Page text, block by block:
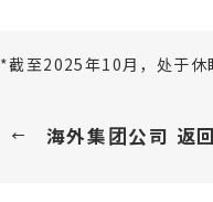
*截至2025年10月，处于休
海外集团公司 返